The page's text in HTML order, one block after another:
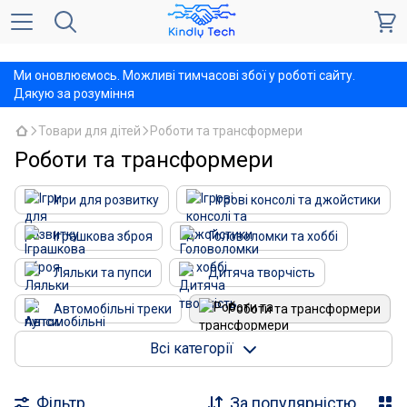
Ми оновлюємось. Можливі тимчасові збої у роботі сайту.
Дякую за розуміння
Товари для дітей Роботи та трансформери
Роботи та трансформери
Ігри для розвитку Ігрові консолі та джойстики
Іграшкова зброя Головоломки та хоббі
Ляльки та пупси Дитяча творчість
Автомобільні треки Роботи та трансформери
Радіокеровані моделі Сейфи дитячі
Всі категорії
Фільтр За популярністю